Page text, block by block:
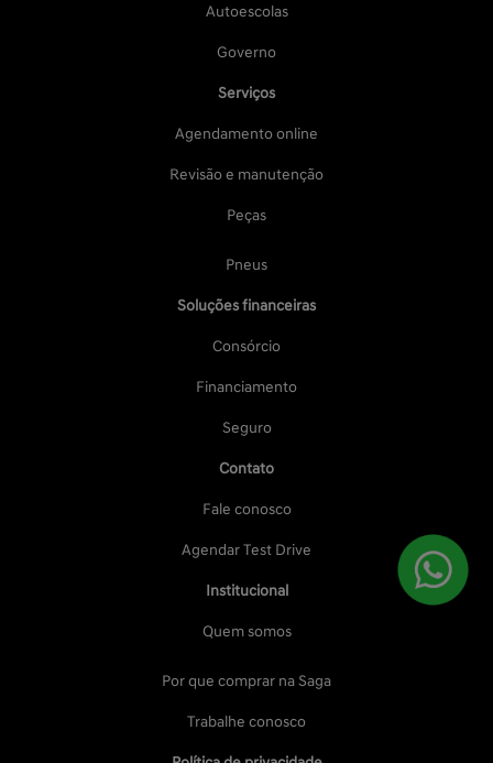
Autoescolas
Governo
Serviços
Agendamento online
Revisão e manutenção
Peças
Pneus
Soluções financeiras
Consórcio
Financiamento
Seguro
Contato
Fale conosco
Agendar Test Drive
Institucional
Quem somos
Por que comprar na Saga
Trabalhe conosco